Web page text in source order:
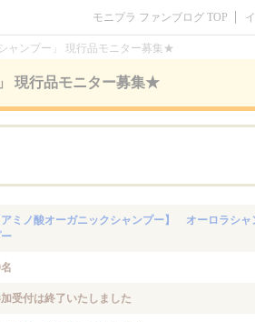
モニプラ ファンブログ TOP
ャンプー」 現行品モニター募集★
現行品モニター募集★
アミノ酸オーガニックシャンプー】 オーロラシャ
受付は終了いたしました